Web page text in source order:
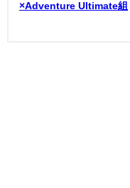
×Adventure Ultimate組